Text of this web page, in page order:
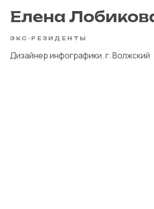
Елена
ЭКС-РЕЗИДЕНТЫ
Дизайнер инфографики. г. Волжский